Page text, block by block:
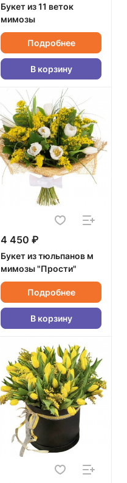
Букет из 11 веток
мимозы
Подробнее
В корзину
4 450 ₽
Букет из тюльпанов м
мимозы "Прости"
Подробнее
В корзину